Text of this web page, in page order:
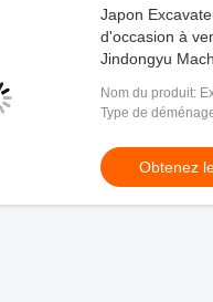
Japon
d'occasion à
Jindongyu
Nom du produit:
SK60
Type de
Obtenez